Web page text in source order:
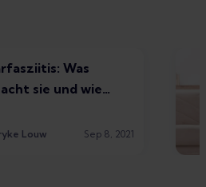
Was
sie und wie
sich an?
Louw Sep 8, 2021